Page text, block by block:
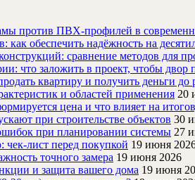
против ПВХ-профилей в
обеспечить надёжность на
сравнение методов для
что заложить в проект, чтобы двор
квартиру и получить деньги до
и областей применения 20
цена и что влияет на
при строительстве объектов 30
при планировании системы 27
лист перед покупкой 19 июня
точного замера 19 июня 2026
и защита вашего дома 19 июня